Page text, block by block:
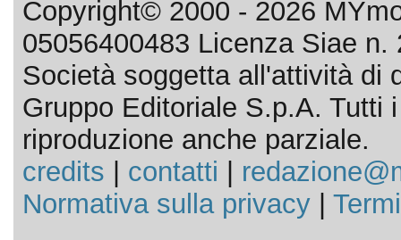
Copyright© 2000 - 2026
05056400483 Licenza Siae n.
Società soggetta all'attività di
Gruppo Editoriale S.p.A. Tutti
riproduzione anche parziale.
credits
contatti
Normativa sulla privacy|